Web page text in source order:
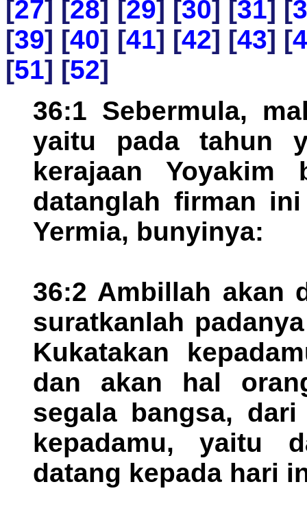
[27] [28] [29] [30] [31] [
[39] [40] [41] [42] [43] [
[51] [52]
36:1 Sebermula,
yaitu pada tahun
kerajaan Yoyakim
datanglah firman
Yermia, bunyinya:
36:2 Ambillah akan
suratkanlah
Kukatakan
dan akan hal
segala bangsa,
kepadamu, yaitu
datang kepada hari